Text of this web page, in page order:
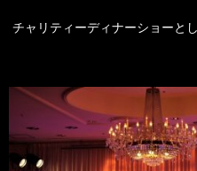
チャリティーディナーショーと